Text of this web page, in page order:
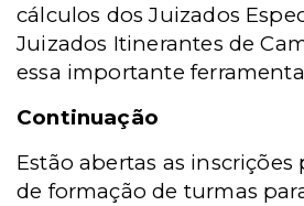
cálculos dos Juizados
Juizados Itinerantes de
essa importante
Continuação
Estão abertas as inscrições
de formação de turmas